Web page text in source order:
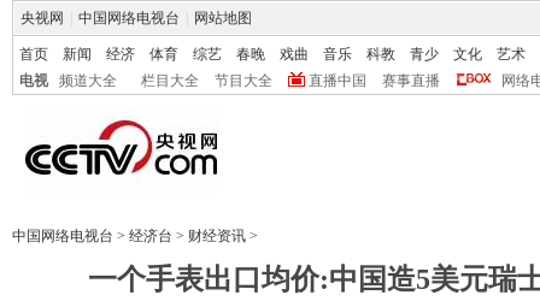
央视网 中国网络电视台 网站地图
首页 新闻 经济 体育 综艺 春晚 戏曲 音乐 科教 青少 文化
艺术
电视
频道大全 栏目大全 节目大全 直播中国 赛事直播 网络
中国网络电视台 > 经济台 > 财经资讯 >
一个手表出口均价:中国造5美元瑞